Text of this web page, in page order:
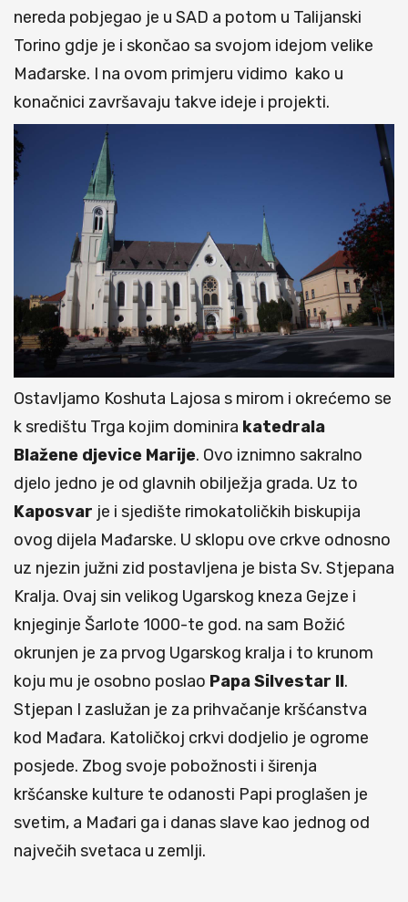
nereda pobjegao je u SAD a potom u Talijanski
Torino gdje je i skončao sa svojom idejom velike
Mađarske. I na ovom primjeru vidimo kako u
konačnici završavaju takve ideje i projekti.
Ostavljamo Koshuta Lajosa s mirom i okrećemo se
k središtu Trga kojim dominira katedrala
Blažene djevice Marije. Ovo iznimno sakralno
djelo jedno je od glavnih obilježja grada. Uz to
Kaposvar je i sjedište rimokatoličkih biskupija
ovog dijela Mađarske. U sklopu ove crkve odnosno
uz njezin južni zid postavljena je bista Sv. Stjepana
Kralja. Ovaj sin velikog Ugarskog kneza Gejze i
knjeginje Šarlote 1000-te god. na sam Božić
okrunjen je za prvog Ugarskog kralja i to krunom
koju mu je osobno poslao PapaSilvestar II.
Stjepan I zaslužan je za prihvačanje kršćanstva
kod Mađara. Katoličkoj crkvi dodjelio je ogrome
posjede. Zbog svoje pobožnosti i širenja
kršćanske kulture te odanosti Papi proglašen je
svetim, a Mađari ga i danas slave kao jednog od
največih svetaca u zemlji.